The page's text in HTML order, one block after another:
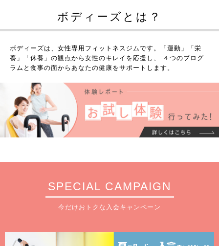
ボディーズとは？
ボディーズは、女性専用フィットネスジムです。
「運動」「栄
養」「休養」の観点から女性のキレイを応援し、 ４つのプログ
ラムと食事の面からあなたの健康をサポートします。
SPECIAL CAMPAIGN
今だけおトクな入会キャンペーン